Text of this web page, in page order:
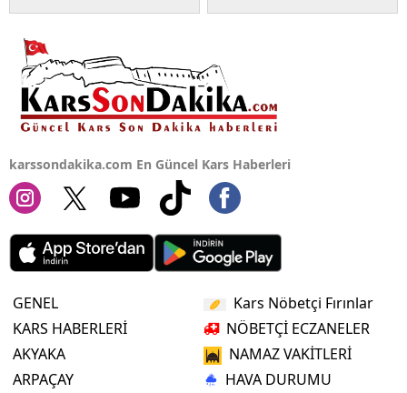
karssondakika.com En Güncel Kars Haberleri
GENEL
KARS HABERLERİ
AKYAKA
ARPAÇAY
Kars Nöbetçi Fırınlar
NÖBETÇİ ECZANELER
NAMAZ VAKİTLERİ
HAVA DURUMU